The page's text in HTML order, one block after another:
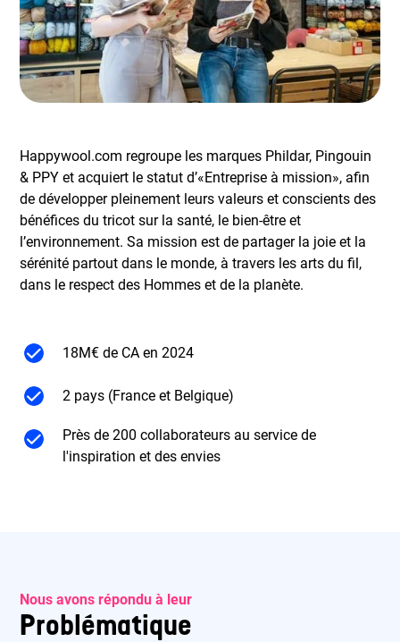
Happywool.com regroupe les marques Phildar, Pingouin
& PPY et acquiert le statut d’«Entreprise à mission», afin
de développer pleinement leurs valeurs et conscients des
bénéfices du tricot sur la santé, le bien-être et
l’environnement. Sa mission est de partager la joie et la
sérénité partout dans le monde, à travers les arts du fil,
dans le respect des Hommes et de la planète.
18M€ de CA en 2024
2 pays (France et Belgique)
Près de 200 collaborateurs au service de
l'inspiration et des envies
Nous avons répondu à leur
Problématique